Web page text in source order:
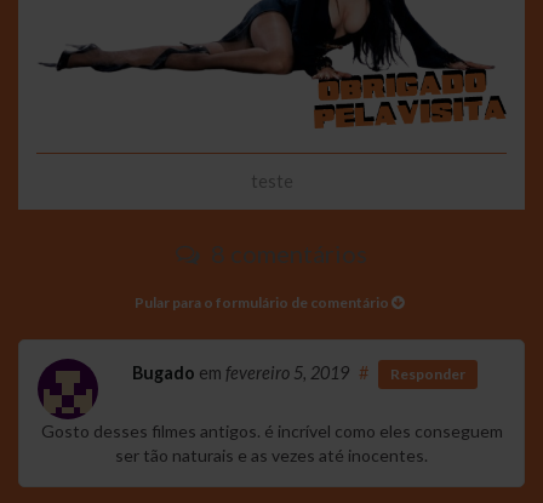
teste
8 comentários
Pular para o formulário de comentário
Bugado em fevereiro 5, 2019 # Responder
Gosto desses filmes antigos. é incrível como eles conseguem
ser tão naturais e as vezes até inocentes.